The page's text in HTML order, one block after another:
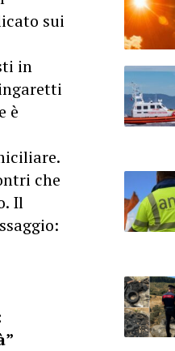
sui
in
è
che
Il